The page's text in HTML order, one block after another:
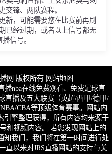
交锋、两队赛程。
新，可能需要您在比赛前再刷
已经过期，或者以上信号都无
信号。
网 版权所有 网站地图
播nba在线免费观看、免费足球直
直播及五大联赛（英超/西甲/德甲/
CBA等顶级体育赛事。网站内
引擎整理获得，所有内容均来源于
和视频内容。 若您发现网站上的
知我们，我们将在第一时间进行处
直以来对JRS直播网站的支持与关